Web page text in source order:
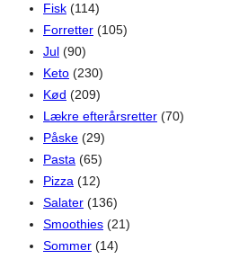
Fisk (114)
Forretter (105)
Jul (90)
Keto (230)
Kød (209)
Lækre efterårsretter (70)
Påske (29)
Pasta (65)
Pizza (12)
Salater (136)
Smoothies (21)
Sommer (14)